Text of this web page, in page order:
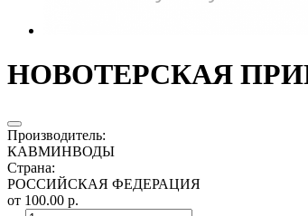
НОВОТЕРСКАЯ
Производитель:
КАВМИНВОДЫ
Страна:
РОССИЙСКАЯ ФЕДЕРАЦИЯ
от 100.00 р.